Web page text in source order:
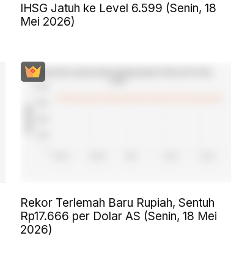
IHSG Jatuh ke Level 6.599 (Senin, 18
Mei 2026)
Rekor Terlemah Baru Rupiah, Sentuh
Rp17.666 per Dolar AS (Senin, 18 Mei
2026)